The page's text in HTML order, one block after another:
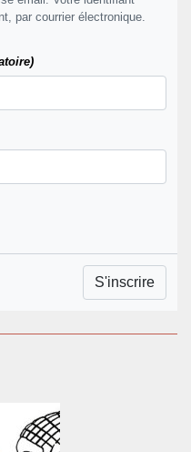
par courrier électronique.